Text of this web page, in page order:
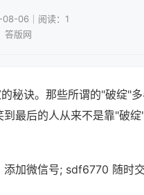
06｜阅读：1
答版网
秘诀。那些所谓的"破绽"
最后的人从来不是靠"破
加微信号; sdf6770 随时交